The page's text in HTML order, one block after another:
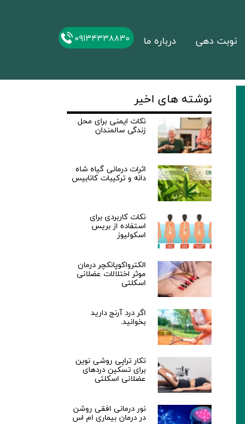
۰۹۱۳۴۳۳۸۸۳۰ نوبت دهی درباره ما
نوشته های اخیر
نکات ایمنی برای محل
زندگی سالمندان
اثرات درمانی گیاه شاه
دانه و ترکیبات کانابیس
نکات کاربردی برای
استفاده از بریس
اسکولیوز
الکترواکوپانکچر درمان
موثر اختلالات عضلانی
اسکلتی
اگر درد آرنج دارید
بخوانید.
تکار تراپی روشی نوین
برای تسکین دردهای
عضلانی اسکلتی
نور درمانی افقی روشن
در درمان بیماری ام اس